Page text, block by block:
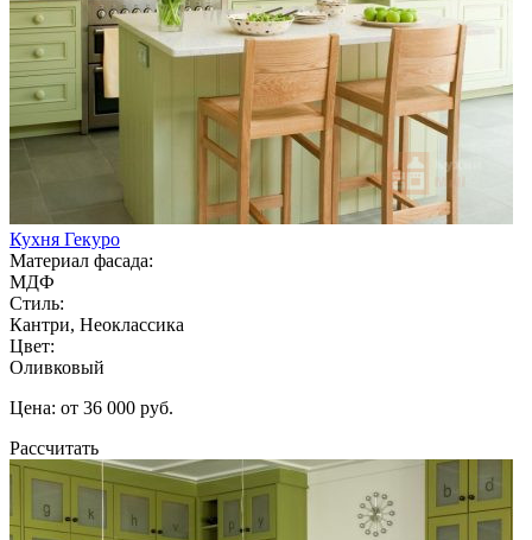
Кухня Гекуро
Материал фасада:
МДФ
Стиль:
Кантри, Неоклассика
Цвет:
Оливковый
Цена: от 36 000 руб.
Рассчитать